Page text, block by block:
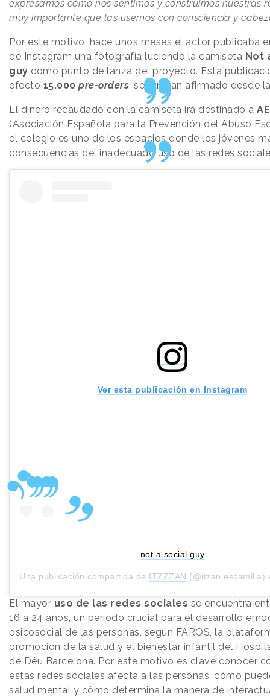
expresamos cómo nos sentimos y construimos nuestras
muy importante que las usemos con consciencia y
Por este motivo, hace unos meses el actor publicaba
de Instagram una fotografía luciendo la camiseta Not
guy como punto de lanza del proyecto. Esta
efecto 15.000 pre-orders, según han afirmado desde
El dinero recaudado con la camiseta irá destinado a
(Asociación Española para la Prevención del Abuso
el colegio es uno de los espacios donde los jóvenes
consecuencias del inadecuado uso de las redes
Ver esta publicación en Instagram
not a social guy
Una publicación compartida de ITZZZAN (@itzan.escamilla)
El mayor uso de las redes sociales se encuentra
16 a 24 años, un periodo crucial para el desarrollo
psicosocial de las personas, según FAROS, la
promoción de la salud y el bienestar infantil del
de Déu Barcelona. Por este motivo es clave conocer
estas redes sociales afecta a las personas, cómo
salud mental y cómo determina la manera de